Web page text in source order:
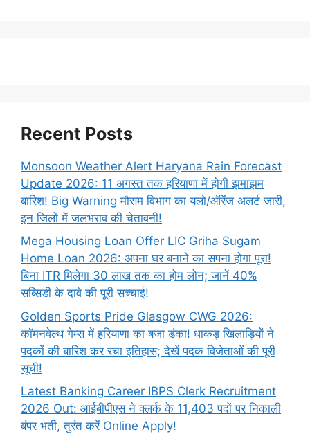
Recent Posts
Monsoon Weather Alert Haryana Rain Forecast
Update 2026: 11 अगस्त तक हरियाणा में होगी झमाझम
बारिश! Big Warning मौसम विभाग का यलो/ऑरेंज अलर्ट जारी,
इन जिलों में जलभराव की चेतावनी!
Mega Housing Loan Offer LIC Griha Sugam
Home Loan 2026: अपना घर बनाने का सपना होगा पूरा!
बिना ITR मिलेगा 30 लाख तक का होम लोन; जानें 40%
सब्सिडी के दावे की पूरी सच्चाई!
Golden Sports Pride Glasgow CWG 2026:
कॉमनवेल्थ गेम्स में हरियाणा का बजा डंका! धाकड़ खिलाड़ियों ने
पदकों की बारिश कर रचा इतिहास; देखें पदक विजेताओं की पूरी
सूची!
Latest Banking Career IBPS Clerk Recruitment
2026 Out: आईबीपीएस ने क्लर्क के 11,403 पदों पर निकाली
बंपर भर्ती, तुरंत करें Online Apply!